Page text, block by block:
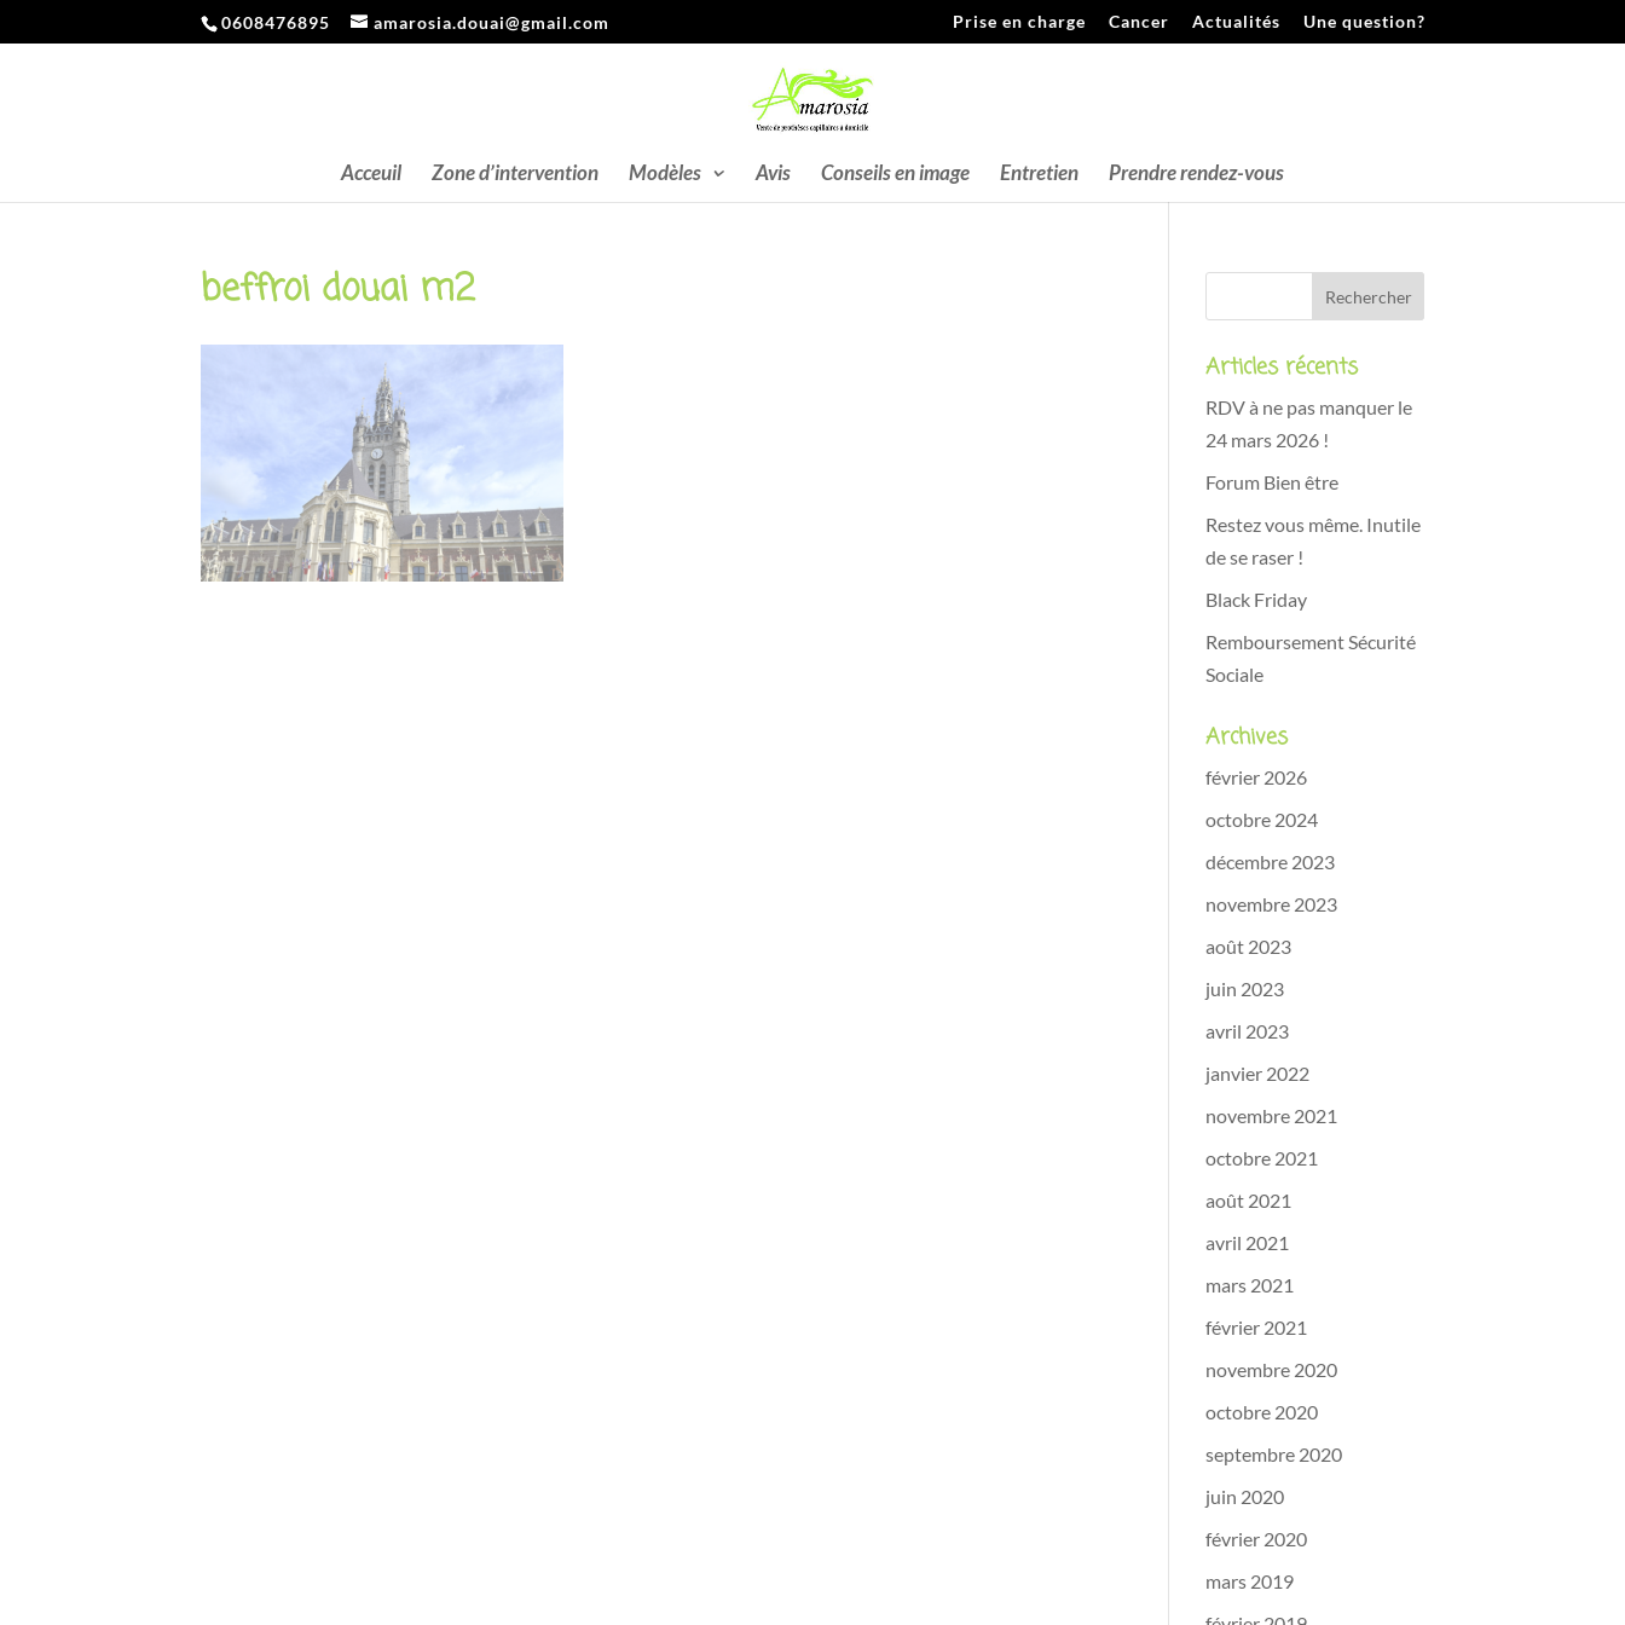
0608476895 amarosia.douai@gmail.com Prise en charge Cancer Actualités Une question?
Acceuil Zone d’intervention Modèles Avis Conseils en image Entretien Prendre rendez-vous
beffroi douai m2
Articles récents
RDV à ne pas manquer le
24 mars 2026 !
Forum Bien être
Restez vous même. Inutile
de se raser !
Black Friday
Remboursement Sécurité
Sociale
Archives
février 2026
octobre 2024
décembre 2023
novembre 2023
août 2023
juin 2023
avril 2023
janvier 2022
novembre 2021
octobre 2021
août 2021
avril 2021
mars 2021
février 2021
novembre 2020
octobre 2020
septembre 2020
juin 2020
février 2020
mars 2019